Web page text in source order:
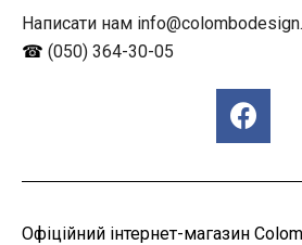
Написати нам
☎ (050) 364-30-05
Офіційний інтернет-магазин